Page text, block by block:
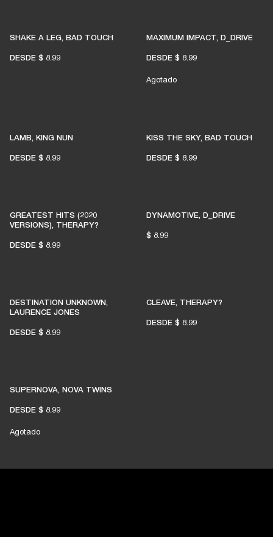
SHAKE A LEG, BAD TOUCH
DESDE $ 8.99
MAXIMUM IMPACT, D_DRIVE
DESDE $ 8.99
Agotado
LAMB, KING NUN
DESDE $ 8.99
KISS THE SKY, BAD TOUCH
DESDE $ 8.99
GREATEST HITS (2020
VERSIONS), THERAPY?
DESDE $ 8.99
DYNAMOTIVE, D_DRIVE
$ 8.99
DESTINATION UNKNOWN,
LAURENCE JONES
DESDE $ 8.99
CLEAVE, THERAPY?
DESDE $ 8.99
SUPERNOVA, NOVA TWINS
DESDE $ 8.99
Agotado